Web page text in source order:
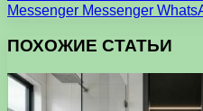
Messenger Messenger
ПОХОЖИЕ СТАТЬИ